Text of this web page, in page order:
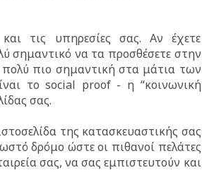
τις υπηρεσίες σας. Αν έχετε
σημαντικό να τα προσθέσετε στην
πολύ πιο σημαντική στα μάτια των
το social proof - η “κοινωνική
σας.
της κατασκευαστικής σας
δρόμο ώστε οι πιθανοί πελάτες
σας, να σας εμπιστευτούν και